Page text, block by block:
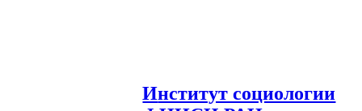
Институт социологии